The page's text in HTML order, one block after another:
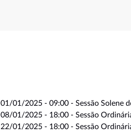
01/01/2025 - 09:00 - Sessão Solene
08/01/2025 - 18:00 - Sessão
22/01/2025 - 18:00 - Sessão